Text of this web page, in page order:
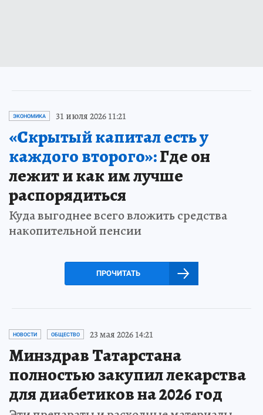
ЭКОНОМИКА 31 июля 2026 11:21
«Скрытый капитал есть у
каждого второго»:Где он
лежит и как им лучше
распорядиться
Куда выгоднее всего вложить средства
накопительной пенсии
ПРОЧИТАТЬ
НОВОСТИ ОБЩЕСТВО 23 мая 2026 14:21
Минздрав Татарстана
полностью закупил лекарства
для диабетиков на 2026 год